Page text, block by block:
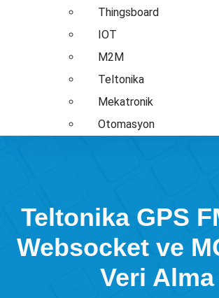
Thingsboard
IOT
M2M
Teltonika
Mekatronik
Otomasyon
Teltonika GPS
Websocket ve
Veri Alma